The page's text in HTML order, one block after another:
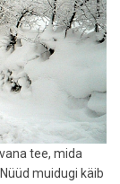
tee, mida
muidugi käib